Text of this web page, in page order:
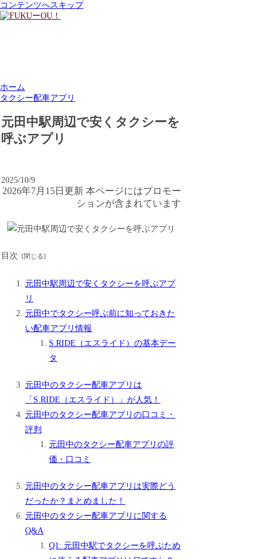
コンテンツへスキップ
ホーム
タクシー配車アプリ
元田中駅周辺で安くタクシーを
呼ぶアプリ
2025/10/9
2026年7月15日更新 本ページにはプロモー
ションが含まれています
目次
元田中駅周辺で安くタクシーを呼ぶアプ
リ
元田中でタクシー呼ぶ前に知っておきた
い配車アプリ情報
S.RIDE（エスライド）の基本デー
タ
元田中のタクシー配車アプリは
「S.RIDE（エスライド）」が人気！
元田中のタクシー配車アプリの口コミ・
評判
元田中のタクシー配車アプリの評
価・口コミ
元田中のタクシー配車アプリは実際どう
だったか？まとめました！
元田中のタクシー配車アプリに関する
Q&A
Q1: 元田中駅でタクシーを呼ぶため